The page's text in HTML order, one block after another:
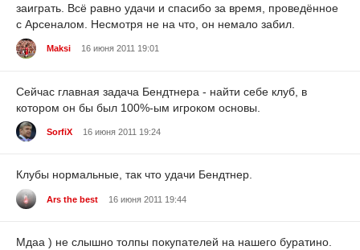
заиграть. Всё равно удачи и спасибо за время, проведённое
с Арсеналом. Несмотря не на что, он немало забил.
Maksi 16 июня 2011 19:01
Сейчас главная задача Бендтнера - найти себе клуб, в
котором он бы был 100%-ым игроком основы.
SorfiX 16 июня 2011 19:24
Клубы нормальные, так что удачи Бендтнер.
Ars the best 16 июня 2011 19:44
Мдаа ) не слышно толпы покупателей на нашего буратино.